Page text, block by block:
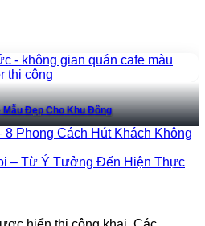
Mẫu Đẹp Cho Khu Đông
Phong Cách Hút Khách Không
– Từ Ý Tưởng Đến Hiện Thực